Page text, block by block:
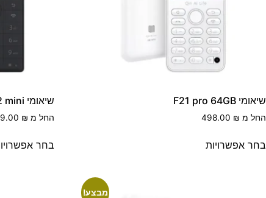
שיאומי F21 pro 64GB
החל מ 498.00 ₪
בחר אפשרויות
שיאומי F22 mini
החל מ ₪
בחר
מבצע!